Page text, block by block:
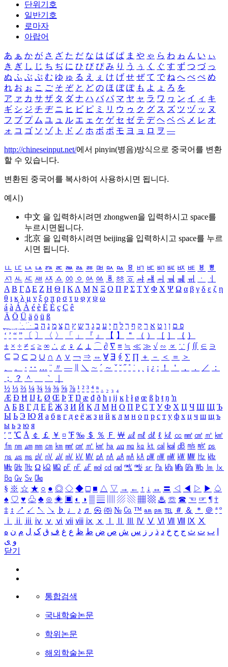
단위기호
일반기호
로마자
아랍어
あ ぁ か が さ ざ た だ な は ば ぱ ま や ゃ ら わ ゎ ん い ぃ
き ぎ し じ ち ぢ に ひ び ぴ み り う ぅ く ぐ す ず つ づ っ
ぬ ふ ぶ ぷ む ゆ ゅ る え ぇ け げ せ ぜ て で ね へ べ ぺ め
れ お ぉ こ ご そ ぞ と ど の ほ ぼ ぽ も よ ょ ろ を
ア ァ カ サ ザ タ ダ ナ ハ バ パ マ ヤ ャ ラ ワ ヮ ン イ ィ キ
ギ シ ジ チ ヂ ニ ヒ ビ ピ ミ リ ウ ゥ ク グ ス ズ ツ ヅ ッ ヌ
フ ブ プ ム ユ ュ ル エ ェ ケ ゲ セ ゼ テ デ ヘ ベ ペ メ レ オ
ォ コ ゴ ソ ゾ ト ド ノ ホ ボ ポ モ ヨ ョ ロ ヲ ―
http://chineseinput.net/에서 pinyin(병음)방식으로 중국어를 변환
할 수 있습니다.
변환된 중국어를 복사하여 사용하시면 됩니다.
예시)
中文 을 입력하시려면 zhongwen을 입력하시고 space를
누르시면됩니다.
北京 을 입력하시려면 beijing을 입력하시고 space를 누르
시면 됩니다.
ㅥ ㅦ ㅧ ㅨ ㅩ ㅪ ㅫ ㅬ ㅭ ㅮ ㅯ ㅰ ㅱ ㅲ ㅳ ㅴ ㅵ ㅶ ㅷ ㅸ
ㅹ
ㅺ ㅻ ㅼ ㅽ ㅾ ㅿ ㆀ ㆁ ㆂ ㆃ ㆄ ㆅ ㆆ ㆇ ㆈ ㆉ ㆊ ㆋ ㆌ ㆍ
ㆎ
Α Β ΓΔ Ε Ζ Η Θ Ι ΚΛ Μ Ν Ξ Ο Π Ρ Σ ΤΥ Φ Χ Ψ Ω α β γ δ ε ζ η
θ ι κ λ μ ν ξ ο π ρ σ τ υ φ χ ψ ω
á à Á À é è É È ç Ç ê
Ä Ö Ü ä ö ü ß
ִֶֹ ֻּ ׁׂ פ ם ן ו ט א ר ק ף ך ל ח י ע כ ג ד ש ץ ת צ מ נ ה ב
‘ ’ “ ” 〔 〕 〈 〉 「 」 『 』 【 】 ＂ （ ） ［ ］ ｛ ｝
± × ÷ ≠ ≤ ≥ ∞ ∴ ♂ ♀ ∠ ⊥ ⌒ ∂ ∇ ≡ ≒ ≪ ≫ √ ∽ ∝ ∵ ∫ ∬ ∈ ∋
⊆ ⊇ ⊂ ⊃ ∪ ∩ ∧ ∨ ￢ ⇒ ⇔ ∀ ∃ ∮ ∑ ∏ ＋ － ＜ ＝
＞
、
。 · ‥ … ¨ 〃 ― ＼ ∼ ´ ～ ˇ ˘ ˝ ˚ ˙ ¸ ¡ ¿ ː ！ ＇ ， ． ／
：
；
？ ＾ ｀
½ ⅓ ⅔ ¼ ¾ ⅛ ⅜ ⅝ ⅞ ¹ ² ³ ⁴ ⁿ ₁ ₂ ₃ ₄
Æ Ð Ħ Ĳ Ł Ø Œ Þ Ŧ Ŋ æ đ ð ħ ı ĳ ĸ ŀ ł ø œ ß þ ŧ ŋ ŉ
А Б В Г Д Е Ё Ж З И Й К Л М Н О П Р С Т У Ф Х Ц Ч Ш Щ Ъ
Ы Ь Э Ю Я а б в г д е ё ж з и й к л м н о п р с т у ф х ц ч ш щ ъ
ы ь э ю я
′ ″ ℃ Å ￠ ￡ ￥ ¤ ℉ ‰ ＄ ％ Ｆ ￦ ㎕ ㎖ ㎗ ℓ ㎘ ㏄ ㎣ ㎤ ㎥ ㎦
㎙ ㎚ ㎛ ㎜ ㎝ ㎞ ㎟ ㎠ ㎡ ㎢ ㏊ ㎍ ㎎ ㎏ ㏏ ㎈ ㎉ ㏈ ㎧ ㎨ ㎰
㎱ ㎲ ㎳ ㎴ ㎵ ㎶ ㎷ ㎸ ㎹ ㎀ ㎁ ㎂ ㎃ ㎄ ㎺ ㎻ ㎽ ㎾ ㎿ ㎐ ㎑
㎒ ㎓ ㎔ Ω ㏀ ㏁ ㎊ ㎋ ㎌ ㏖ ㏅ ㎭ ㎮ ㎯ ㏛ ㎩ ㎪ ㎫ ㎬ ㏝ ㏐
㏓
㏃ ㏉ ㏜ ㏆
§ ※ ☆ ★ ○ ● ◎ ◇ ◆ □ ■ △ ▽ → ← ↑ ↓ ↔ 〓 ◁ ◀ ▷ ▶ ♤
♠ ♡ ♥ ♧ ♣ ⊙ ◈ ▣ ◐ ◑ ▒ ▤ ▨ ▧ ▦ ▩ ♨ ☏ ☎ ☜ ☞ ¶ †
‡ ↕ ↗ ↙ ↖ ↘ ♭ ♩ ♪ ♬ ㉿ ㈜ № ㏇ ™ ㏂ ㏘ ℡ ＃ ＆ ＊ ＠ ª º
ⅰ
ⅱ ⅲ ⅳ ⅴ ⅵ ⅶ ⅷ ⅸ ⅹ Ⅳ Ⅴ Ⅵ Ⅶ Ⅷ Ⅸ Ⅹ
ب ت ث ج ح خ د ذ ر ز س ش ص ض ط ظ ع غ ف ق ک ل م ن ه
و ی
닫기
통합검색
국내학술논문
학위논문
해외학술논문